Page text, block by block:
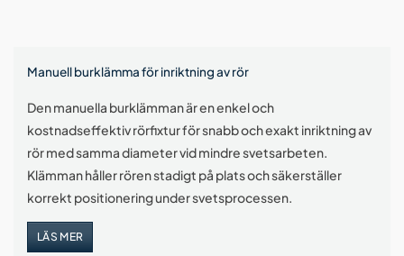
Manuell burklämma för inriktning av rör
Den manuella burklämman är en enkel och
kostnadseffektiv rörfixtur för snabb och exakt inriktning av
rör med samma diameter vid mindre svetsarbeten.
Klämman håller rören stadigt på plats och säkerställer
korrekt positionering under svetsprocessen.
LÄS MER